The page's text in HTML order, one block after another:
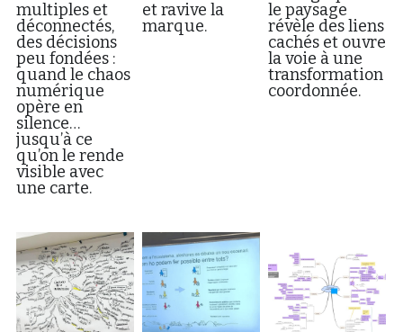
multiples et
déconnectés,
des décisions
peu fondées :
quand le chaos
numérique
opère en
silence…
jusqu’à ce
qu’on le rende
visible avec
une carte.
et ravive la
marque.
le paysage
révèle des liens
cachés et ouvre
la voie à une
transformation
coordonnée.